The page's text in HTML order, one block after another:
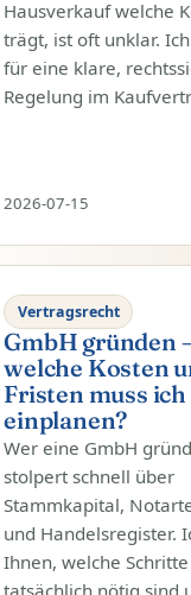
Hausverkauf welche
trägt, ist oft unklar.
für eine klare,
Regelung im
2026-07-15
Vertragsrecht
GmbH gründen
welche Kosten
Fristen muss ich
einplanen?
Wer eine GmbH
stolpert schnell über
Stammkapital,
und Handelsregister.
Ihnen, welche Schritte
tatsächlich nötig sind